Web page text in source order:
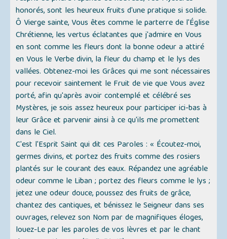
honorés, sont les heureux fruits d'une pratique si solide.
Ô Vierge sainte, Vous êtes comme le parterre de l'Église
Chrétienne, les vertus éclatantes que j'admire en Vous
en sont comme les fleurs dont la bonne odeur a attiré
en Vous le Verbe divin, la fleur du champ et le lys des
vallées. Obtenez-moi les Grâces qui me sont nécessaires
pour recevoir saintement le Fruit de vie que Vous avez
porté, afin qu'après avoir contemplé et célébré ses
Mystères, je sois assez heureux pour participer ici-bas à
leur Grâce et parvenir ainsi à ce qu'ils me promettent
dans le Ciel.
C'est l'Esprit Saint qui dit ces Paroles : « Écoutez-moi,
germes divins, et portez des fruits comme des rosiers
plantés sur le courant des eaux. Répandez une agréable
odeur comme le Liban ; portez des fleurs comme le lys ;
jetez une odeur douce, poussez des fruits de grâce,
chantez des cantiques, et bénissez le Seigneur dans ses
ouvrages, relevez son Nom par de magnifiques éloges,
louez-Le par les paroles de vos lèvres et par le chant